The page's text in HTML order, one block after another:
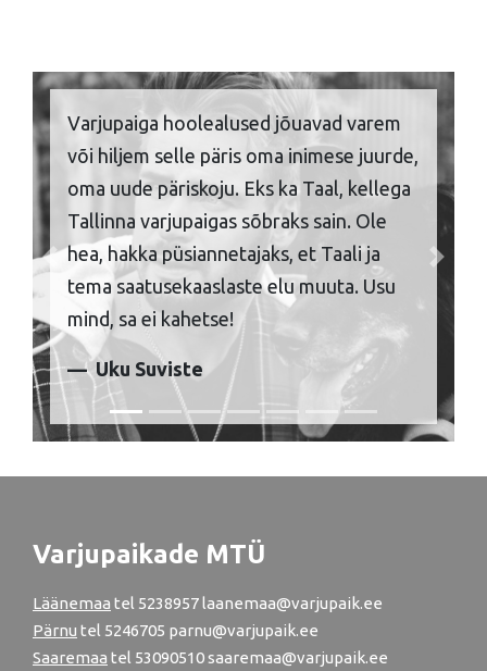
Varjupaiga hoolealused jõuavad varem
või hiljem selle päris oma inimese juurde,
oma uude päriskoju. Eks ka Taal, kellega
Tallinna varjupaigas sõbraks sain. Ole
hea, hakka püsiannetajaks, et Taali ja
tema saatusekaaslaste elu muuta. Usu
mind, sa ei kahetse!
Uku Suviste
Previous Next
Varjupaikade MTÜ
Läänemaa tel 5238957 laanemaa@varjupaik.ee
Pärnu tel 5246705 parnu@varjupaik.ee
Saaremaa tel 53090510 saaremaa@varjupaik.ee